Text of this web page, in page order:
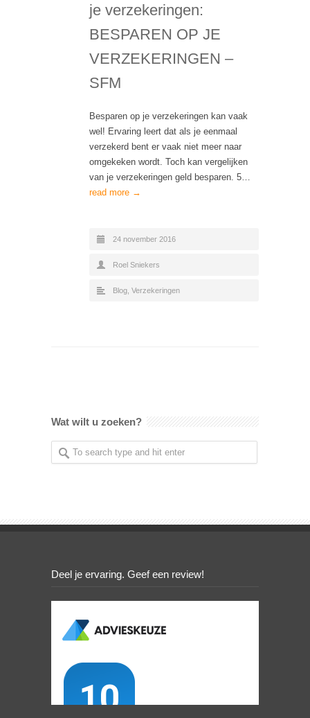
je verzekeringen:
BESPAREN OP JE
VERZEKERINGEN –
SFM
Besparen op je verzekeringen kan vaak
wel! Ervaring leert dat als je eenmaal
verzekerd bent er vaak niet meer naar
omgekeken wordt. Toch kan vergelijken
van je verzekeringen geld besparen. 5…
read more →
24 november 2016
Roel Sniekers
Blog Verzekeringen
Wat wilt u zoeken?
Deel je ervaring. Geef een review!